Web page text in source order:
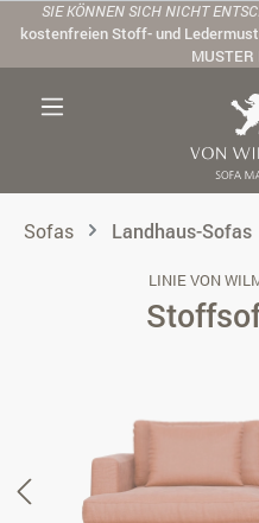
Zum Hauptinhalt springen
SIE KÖNNEN SICH NICHT
kostenfreien Stoff- und
MUSTER
Sofas Landhaus-Sofas
LINIE VON